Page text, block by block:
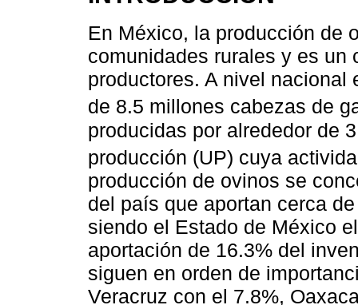
En México, la producción de
comunidades rurales y es un
productores. A nivel nacional
de 8.5 millones cabezas de
producidas por alrededor de
producción (UP) cuya
producción de ovinos se
del país que aportan cerca
siendo el Estado de México
aportación de 16.3% del
siguen en orden de
Veracruz con el 7.8%,